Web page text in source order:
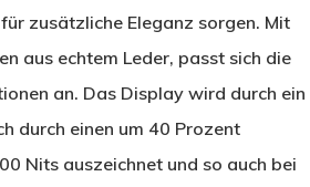
zusätzliche Eleganz sorgen. Mit
aus echtem Leder, passt sich die
an. Das Display wird durch ein
durch einen um 40 Prozent
Nits auszeichnet und so auch bei